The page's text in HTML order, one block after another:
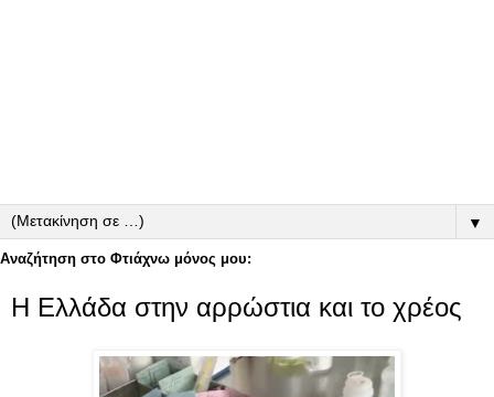
▼
Αναζήτηση στο Φτιάχνω μόνος μου:
Η Ελλάδα στην αρρώστια και το χρέος